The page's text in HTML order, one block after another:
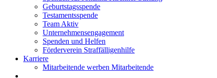
Geburtstagsspende
Testamentsspende
Team Aktiv
Unternehmensengagement
Spenden und Helfen
Förderverein Straffälligenhilfe
Karriere
Mitarbeitende werben Mitarbeitende